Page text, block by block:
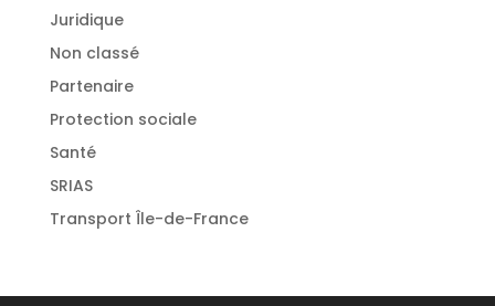
Juridique
Non classé
Partenaire
Protection sociale
Santé
SRIAS
Transport Île-de-France